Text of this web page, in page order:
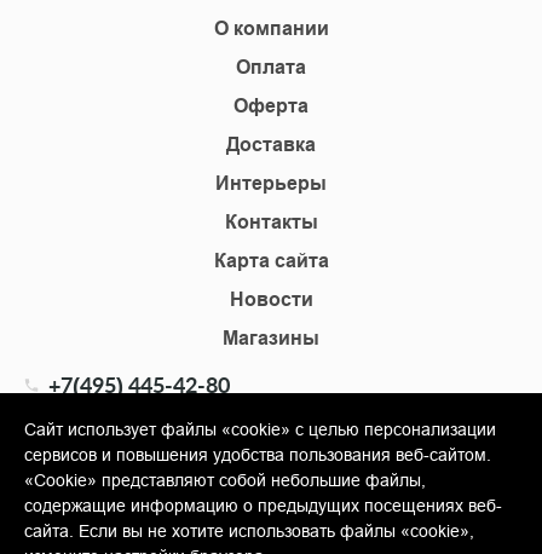
О компании
Оплата
Оферта
Доставка
Интерьеры
Контакты
Карта сайта
Новости
Магазины
+7(495) 445-42-80
info@shopkm.ru
© Copyright 2013-2026 KERAMA MARAZZI, ООО «Гамма
Керамика»
Сайт использует файлы «cookie» с целью персонализации
сервисов и повышения удобства пользования веб-сайтом.
«Cookie» представляют собой небольшие файлы,
содержащие информацию о предыдущих посещениях веб-
сайта. Если вы не хотите использовать файлы «cookie»,